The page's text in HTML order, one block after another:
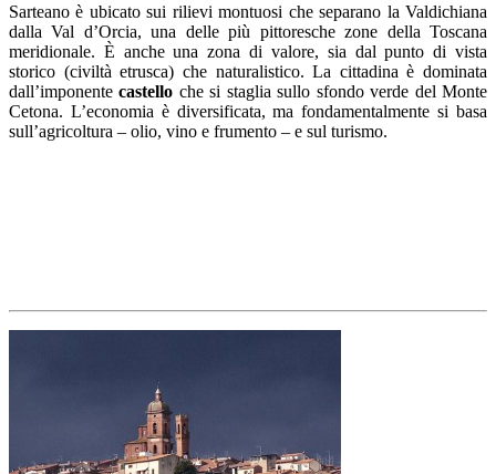
Sarteano è ubicato sui rilievi montuosi che separano la Valdichiana
dalla Val d’Orcia, una delle più pittoresche zone della Toscana
meridionale. È anche una zona di valore, sia dal punto di vista
storico (civiltà etrusca) che naturalistico. La cittadina è dominata
dall’imponentecastello che si staglia sullo sfondo verde del Monte
Cetona. L’economia è diversificata, ma fondamentalmente si basa
sull’agricoltura – olio, vino e frumento – e sul turismo.